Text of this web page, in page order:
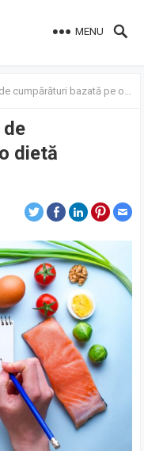
MENU
bazată pe o dietă sănătoasă
dietă